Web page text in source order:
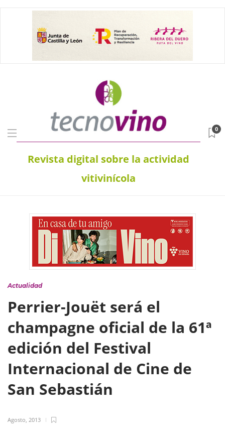
Revista digital sobre la actividad
vitivinícola
0
Actualidad
Perrier-Jouët será el
champagne oficial de la 61ª
edición del Festival
Internacional de Cine de
San Sebastián
Agosto, 2013